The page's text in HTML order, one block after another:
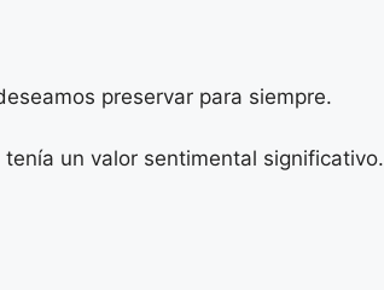
preservar para siempre.
un valor sentimental significativo.